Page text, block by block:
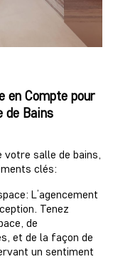
en Compte pour
de Bains
votre salle de bains,
clés:
L’agencement
Tenez
de
et de la façon de
un sentiment